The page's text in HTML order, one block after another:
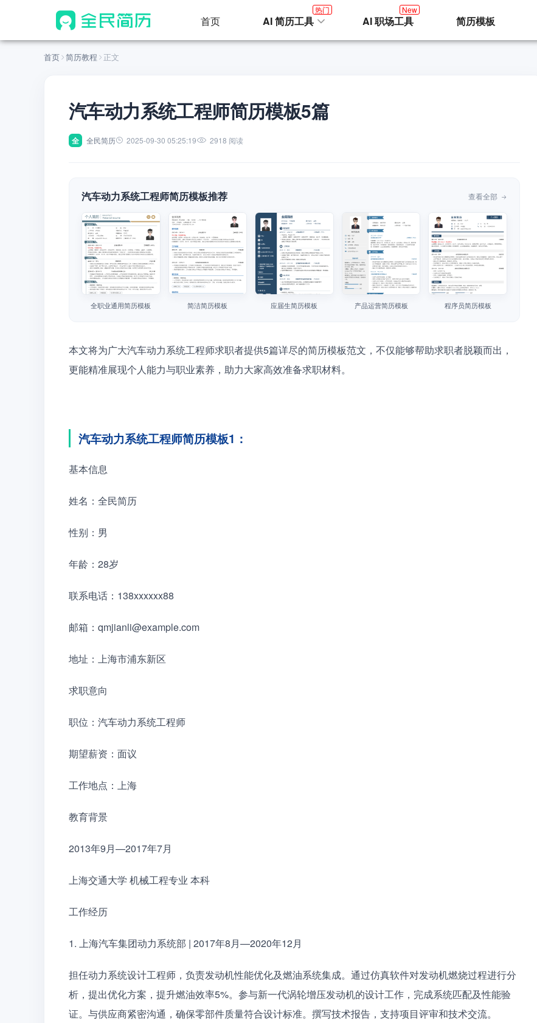
首页 AI 简历工具
热门
AI 职场工具
New
简历模板
首页 简历教程 正文
汽车动力系统工程师简历模板5篇
全 全民简历 2025-09-30 05:25:19 2918 阅读
汽车动力系统工程师简历模板推荐 查看全部
全职业通用简历模板 简洁简历模板 应届生简历模板 产品运营简历模板 程序员简历模板
本文将为广大汽车动力系统工程师求职者提供5篇详尽的简历模板范文，不仅能够帮助求职者脱颖而出，
更能精准展现个人能力与职业素养，助力大家高效准备求职材料。
汽车动力系统工程师简历模板1：
基本信息
姓名：全民简历
性别：男
年龄：28岁
联系电话：138xxxxxx88
邮箱：qmjianli@example.com
地址：上海市浦东新区
求职意向
职位：汽车动力系统工程师
期望薪资：面议
工作地点：上海
教育背景
2013年9月—2017年7月
上海交通大学 机械工程专业 本科
工作经历
1. 上海汽车集团动力系统部 | 2017年8月—2020年12月
担任动力系统设计工程师，负责发动机性能优化及燃油系统集成。通过仿真软件对发动机燃烧过程进行分
析，提出优化方案，提升燃油效率5%。参与新一代涡轮增压发动机的设计工作，完成系统匹配及性能验
证。与供应商紧密沟通，确保零部件质量符合设计标准。撰写技术报告，支持项目评审和技术交流。